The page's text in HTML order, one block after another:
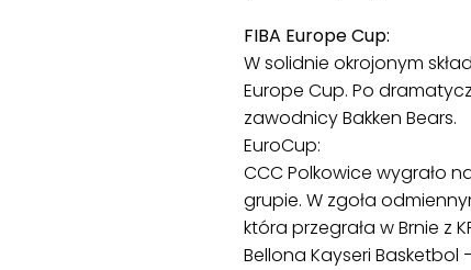
FIBA Europe Cup:
W solidnie okrojonym
Europe Cup. Po
zawodnicy Bakken Bears.
EuroCup:
CCC Polkowice wygrało
grupie. W zgoła
która przegrała w Brnie z
Bellona Kayseri Basketbol –